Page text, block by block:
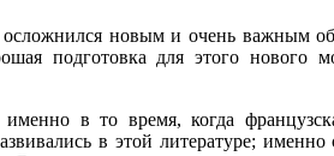
новым и очень важным
подготовка для этого нового
в то время, когда
в этой литературе;